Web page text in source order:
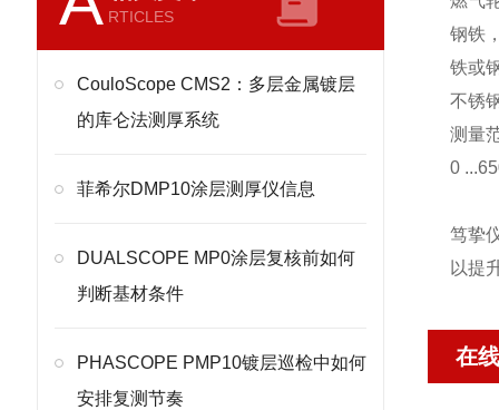
RTICLES
CouloScope CMS2：多层金属镀层
的库仑法测厚系统
菲希尔DMP10涂层测厚仪信息
DUALSCOPE MP0涂层复核前如何
判断基材条件
PHASCOPE PMP10镀层巡检中如何
安排复测节奏
钢铁
铁或
不锈
测量
0
笃挚
以提
在